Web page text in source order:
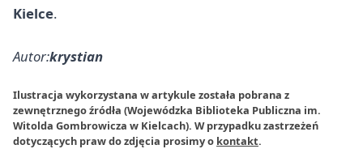
Kielce.
Autor:krystian
Ilustracja wykorzystana w artykule została pobrana z
zewnętrznego źródła (Wojewódzka Biblioteka Publiczna im.
Witolda Gombrowicza w Kielcach). W przypadku zastrzeżeń
dotyczących praw do zdjęcia prosimy o kontakt.